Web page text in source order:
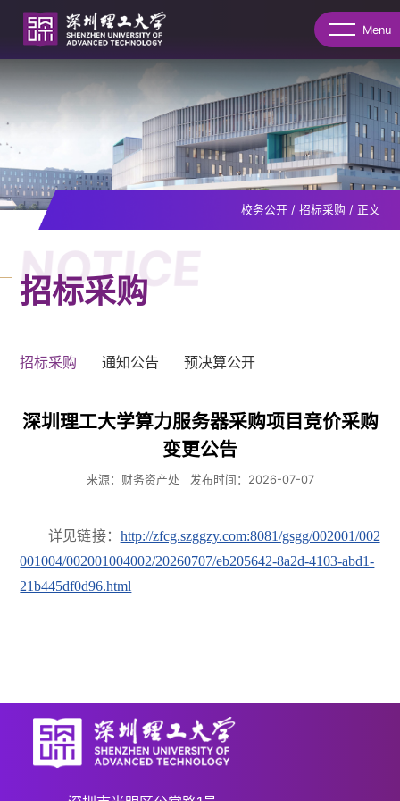
Menu
校务公开/ 招标采购 / 正文
NOTICE
招标采购
招标采购 通知公告 预决算公开
深圳理工大学算力服务器采购项目竞价采购
变更公告
来源：财务资产处 发布时间：2026-07-07
详见链接： http://zfcg.szggzy.com:8081/gsgg/002001/002
001004/002001004002/20260707/eb205642-8a2d-4103-abd1-
21b445df0d96.html